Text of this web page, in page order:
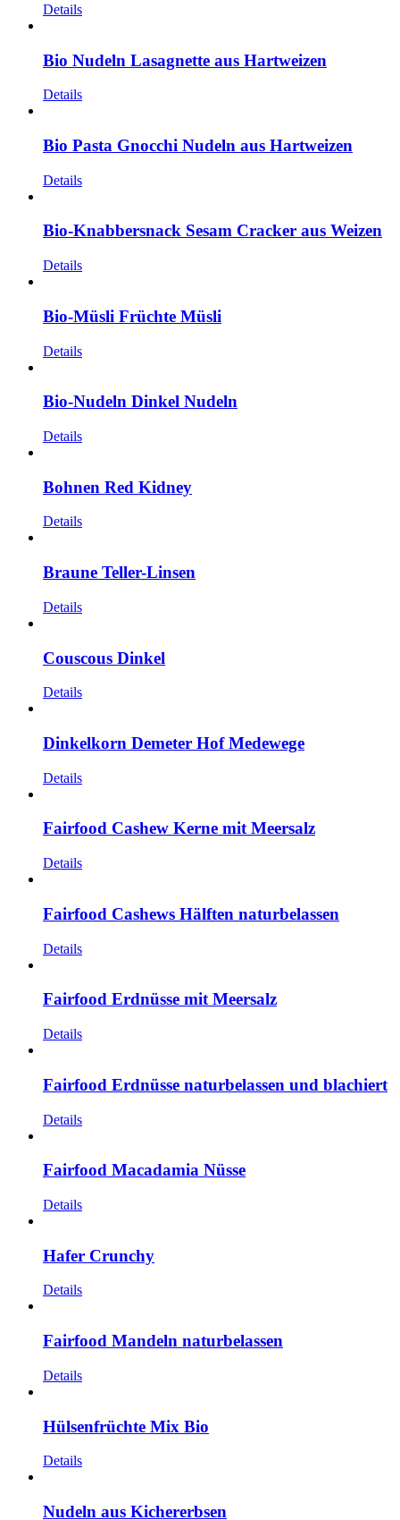
Details
Bio Nudeln Lasagnette aus Hartweizen
Details
Bio Pasta Gnocchi Nudeln aus Hartweizen
Details
Bio-Knabbersnack Sesam Cracker aus Weizen
Details
Bio-Müsli Früchte Müsli
Details
Bio-Nudeln Dinkel Nudeln
Details
Bohnen Red Kidney
Details
Braune Teller-Linsen
Details
Couscous Dinkel
Details
Dinkelkorn Demeter Hof Medewege
Details
Fairfood Cashew Kerne mit Meersalz
Details
Fairfood Cashews Hälften naturbelassen
Details
Fairfood Erdnüsse mit Meersalz
Details
Fairfood Erdnüsse naturbelassen und blachiert
Details
Fairfood Macadamia Nüsse
Details
Hafer Crunchy
Details
Fairfood Mandeln naturbelassen
Details
Hülsenfrüchte Mix Bio
Details
Nudeln aus Kichererbsen